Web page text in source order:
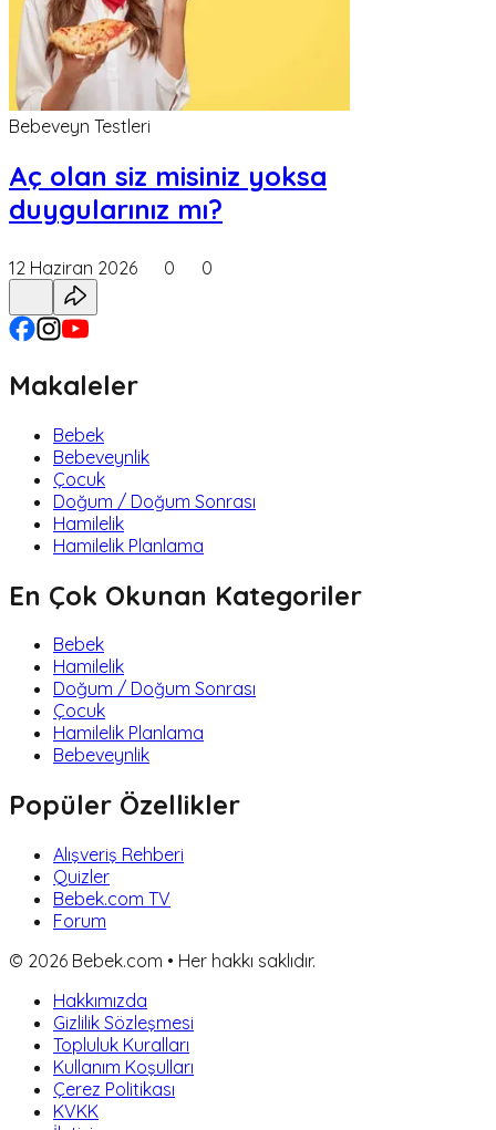
Bebeveyn Testleri
Aç olan siz misiniz yoksa
duygularınız mı?
12 Haziran 2026 0 0
Makaleler
Bebek
Bebeveynlik
Çocuk
Doğum / Doğum Sonrası
Hamilelik
Hamilelik Planlama
En Çok Okunan Kategoriler
Bebek
Hamilelik
Doğum / Doğum Sonrası
Çocuk
Hamilelik Planlama
Bebeveynlik
Popüler Özellikler
Alışveriş Rehberi
Quizler
Bebek.com TV
Forum
© 2026 Bebek.com • Her hakkı saklıdır.
Hakkımızda
Gizlilik Sözleşmesi
Topluluk Kuralları
Kullanım Koşulları
Çerez Politikası
KVKK